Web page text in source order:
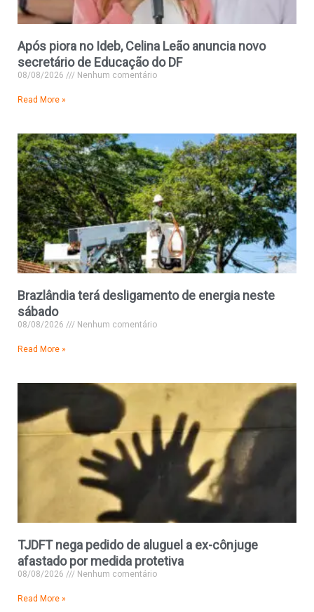
Após piora no Ideb, Celina Leão anuncia novo
secretário de Educação do DF
08/08/2026 Nenhum comentário
Read More »
Brazlândia terá desligamento de energia neste
sábado
08/08/2026 Nenhum comentário
Read More »
TJDFT nega pedido de aluguel a ex-cônjuge
afastado por medida protetiva
08/08/2026 Nenhum comentário
Read More »